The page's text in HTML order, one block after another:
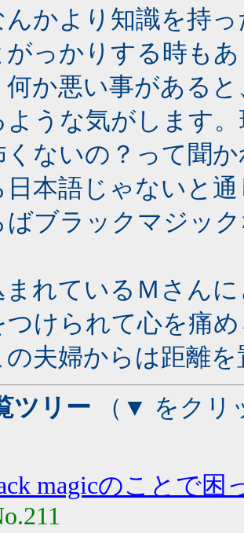
んかより知識を持
がっかりする時も
何か悪い事がある
ような気がします
くないの？って聞
日本語じゃないと
ばブラックマジッ
まれているＭさん
つけられて心を痛
の夫婦からは距離
ツリー （▼ をクリ
magicのことで困